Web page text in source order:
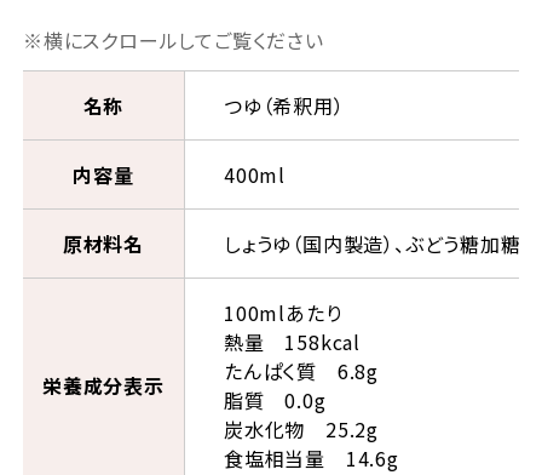
名称 つゆ（希釈用）
内容量 400ml
原材料名 しょうゆ（国内製造）、ぶどう糖加糖
栄養成分表示
100mlあたり
熱量 158kcal
たんぱく質 6.8g
脂質 0.0g
炭水化物 25.2g
食塩相当量 14.6g